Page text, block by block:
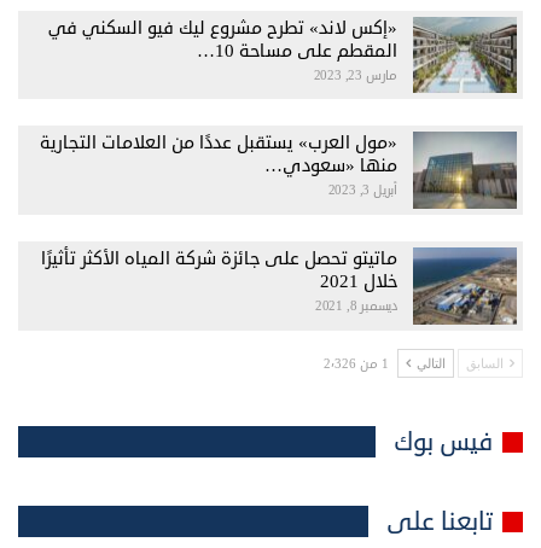
«إكس لاند» تطرح مشروع ليك فيو السكني في
المقطم على مساحة 10…
مارس 23, 2023
«مول العرب» يستقبل عددًا من العلامات التجارية
منها «سعودي…
أبريل 3, 2023
ماتيتو تحصل على جائزة شركة المياه الأكثر تأثيرًا
خلال 2021
ديسمبر 8, 2021
السابق التالي 1 من 2٬326
فيس بوك
تابعنا على